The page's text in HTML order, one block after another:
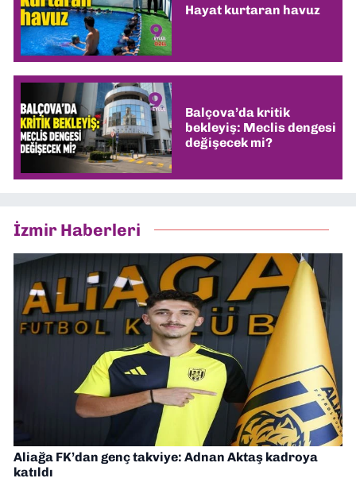
Hayat kurtaran havuz
Balçova’da kritik
bekleyiş: Meclis dengesi
değişecek mi?
İzmir Haberleri
Aliağa FK’dan genç takviye: Adnan Aktaş kadroya
katıldı